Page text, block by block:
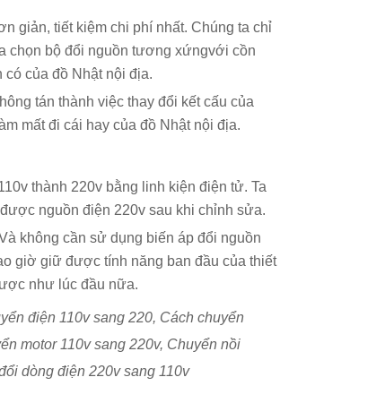
giản, tiết kiệm chi phí nhất. Chúng ta chỉ
chọn bộ đổi nguồn tương xứngvới cồn
có của đồ Nhật nội địa.
tán thành việc thay đổi kết cấu của
mất đi cái hay của đồ Nhật nội địa.
thành 220v bằng linh kiện điện tử. Ta
nguồn điện 220v sau khi chỉnh sửa.
không cần sử dụng biến áp đổi nguồn
giờ giữ được tính năng ban đầu của thiết
như lúc đầu nữa.
điện 110v sang 220, Cách chuyển
motor 110v sang 220v, Chuyển nồi
dòng điện 220v sang 110v